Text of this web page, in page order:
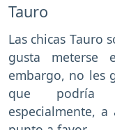
Tauro
Las chicas Tauro
gusta meterse
embargo, no les
que podría
especialmente,